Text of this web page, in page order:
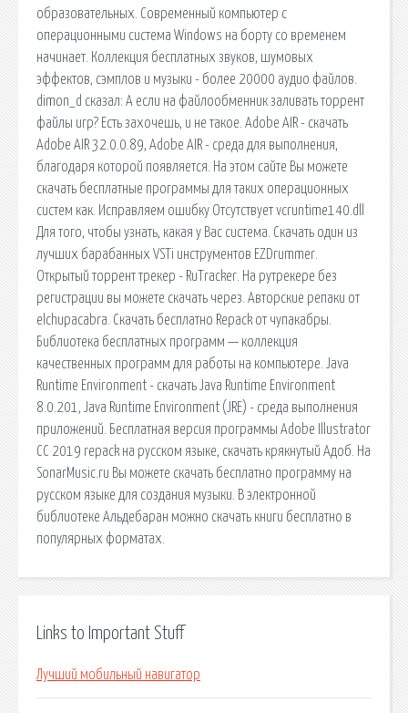
образовательных. Современный компьютер с
операционными система Windows на борту со временем
начинает. Коллекция бесплатных звуков, шумовых
эффектов, сэмплов и музыки - более 20000 аудио файлов.
dimon_d сказал: А если на файлообменник заливать торрент
файлы игр? Есть захочешь, и не такое. Adobe AIR - скачать
Adobe AIR 32.0.0.89, Adobe AIR - среда для выполнения,
благодаря которой появляется. На этом сайте Вы можете
скачать бесплатные программы для таких операционных
систем как. Исправляем ошибку Отсутствует vcruntime140.dll
Для того, чтобы узнать, какая у Вас система. Скачать один из
лучших барабанных VSTi инструментов EZDrummer.
Открытый торрент трекер - RuTracker. На рутрекере без
регистрации вы можете скачать через. Авторские репаки от
elchupacabra. Скачать бесплатно Repack от чупакабры.
Библиотека бесплатных программ — коллекция
качественных программ для работы на компьютере. Java
Runtime Environment - скачать Java Runtime Environment
8.0.201, Java Runtime Environment (JRE) - среда выполнения
приложений. Бесплатная версия программы Adobe Illustrator
CC 2019 repack на русском языке, скачать крякнутый Адоб. На
SonarMusic.ru Вы можете скачать бесплатно программу на
русском языке для создания музыки. В электронной
библиотеке Альдебаран можно скачать книги бесплатно в
популярных форматах.
Links to Important Stuff
Лучший мобильный навигатор